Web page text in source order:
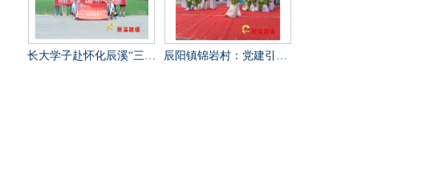
长大学子赴怀化辰溪“三下乡”：稻花“鱼”里说丰年，技术赋能绘振兴 辰阳镇锦岩村：党建引领乡村振兴 文艺汇演助力乡风文明